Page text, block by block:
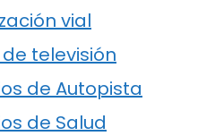
vial
televisión
de Autopista
de Salud